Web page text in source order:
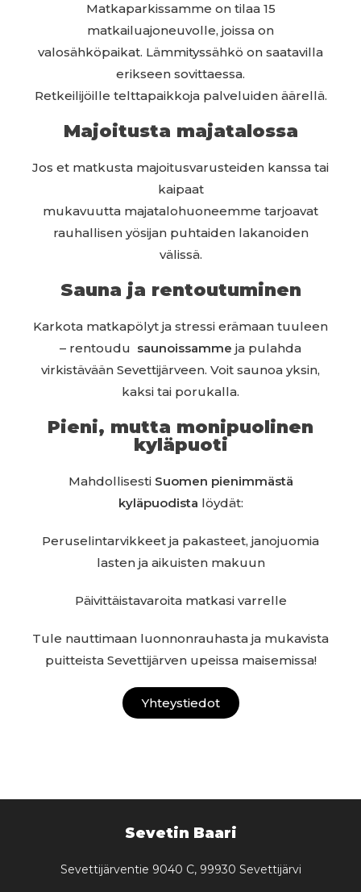
Matkaparkissamme on tilaa 15
matkailuajoneuvolle, joissa on
valosähköpaikat. Lämmityssähkö on saatavilla
erikseen sovittaessa.
Retkeilijöille telttapaikkoja palveluiden äärellä.
Majoitusta majatalossa
Jos et matkusta majoitusvarusteiden kanssa tai
kaipaat
mukavuutta majatalohuoneemme tarjoavat
rauhallisen yösijan puhtaiden lakanoiden
välissä.
Sauna ja rentoutuminen
Karkota matkapölyt ja stressi erämaan tuuleen
– rentoudu saunoissamme ja pulahda
virkistävään Sevettijärveen. Voit saunoa yksin,
kaksi tai porukalla.
Pieni, mutta monipuolinen
kyläpuoti
Mahdollisesti Suomen pienimmästä
kyläpuodista löydät:
Peruselintarvikkeet ja pakasteet, janojuomia
lasten ja aikuisten makuun
Päivittäistavaroita matkasi varrelle
Tule nauttimaan luonnonrauhasta ja mukavista
puitteista Sevettijärven upeissa maisemissa!
Yhteystiedot
Sevetin Baari
Sevettijärventie 9040 C, 99930 Sevettijärvi